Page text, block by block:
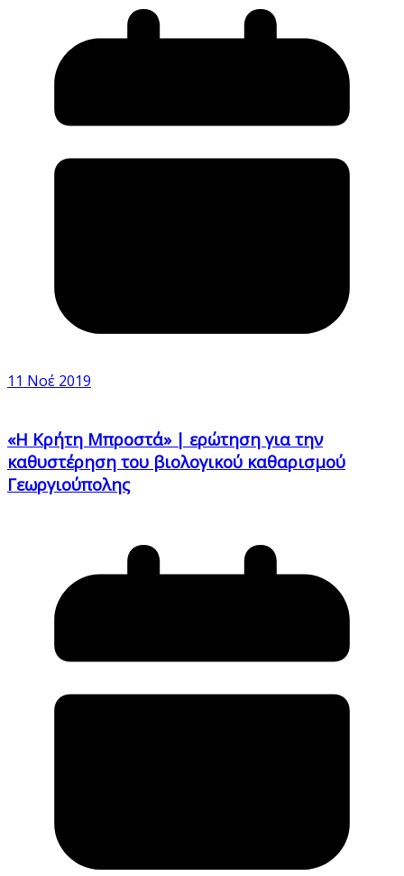
11 Νοέ 2019
«Η Κρήτη Μπροστά» | ερώτηση για την
καθυστέρηση του βιολογικού καθαρισμού
Γεωργιούπολης